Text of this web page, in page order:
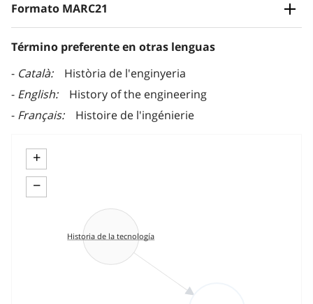
Formato MARC21
Término preferente en otras lenguas
Català
Història de l'enginyeria
English
History of the engineering
Français
Histoire de l'ingénierie
+
−
Historia de la tecnología